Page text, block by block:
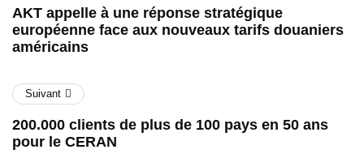
AKT appelle à une réponse stratégique
européenne face aux nouveaux tarifs douaniers
américains
Suivant
200.000 clients de plus de 100 pays en 50 ans
pour le CERAN